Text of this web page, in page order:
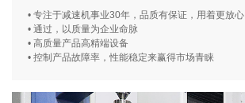
• 专注于减速机事业30年，品质有保证，用着更放心
• 通过，以质量为企业命脉
• 高质量产品高精端设备
• 控制产品故障率，性能稳定来赢得市场青睐